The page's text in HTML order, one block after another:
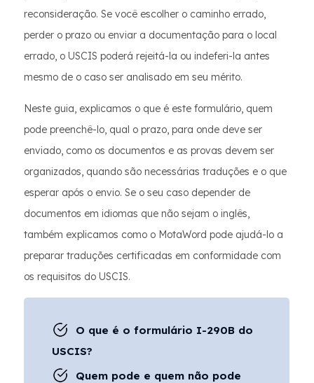
reconsideração. Se você escolher o caminho errado,
perder o prazo ou enviar a documentação para o local
errado, o USCIS poderá rejeitá-la ou indeferi-la antes
mesmo de o caso ser analisado em seu mérito.
Neste guia, explicamos o que é este formulário, quem
pode preenchê-lo, qual o prazo, para onde deve ser
enviado, como os documentos e as provas devem ser
organizados, quando são necessárias traduções e o que
esperar após o envio. Se o seu caso depender de
documentos em idiomas que não sejam o inglês,
também explicamos como o MotaWord pode ajudá-lo a
preparar traduções certificadas em conformidade com
os requisitos do USCIS.
O que é o formulário I-290B do
USCIS?
Quem pode e quem não pode